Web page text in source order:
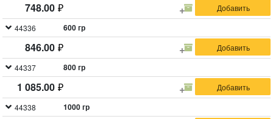
748.00
44336 600 гр
846.00
44337 800 гр
1 085.00
44338 1000 гр